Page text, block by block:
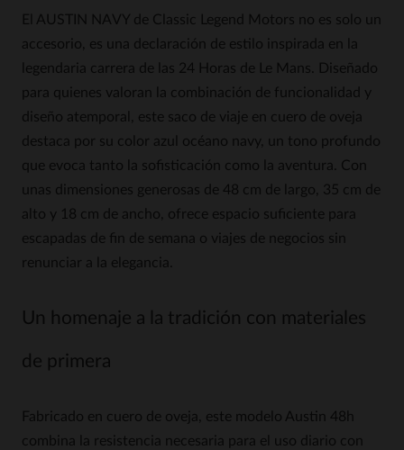
El AUSTIN NAVY de Classic Legend Motors no es solo un
accesorio, es una declaración de estilo inspirada en la
legendaria carrera de las 24 Horas de Le Mans. Diseñado
para quienes valoran la combinación de funcionalidad y
diseño atemporal, este saco de viaje en cuero de oveja
destaca por su color azul océano navy, un tono profundo
que evoca tanto la sofisticación como la aventura. Con
unas dimensiones generosas de 48 cm de largo, 35 cm de
alto y 18 cm de ancho, ofrece espacio suficiente para
escapadas de fin de semana o viajes de negocios sin
renunciar a la elegancia.
Un homenaje a la tradición con materiales
de primera
Fabricado en cuero de oveja, este modelo Austin 48h
combina la resistencia necesaria para el uso diario con